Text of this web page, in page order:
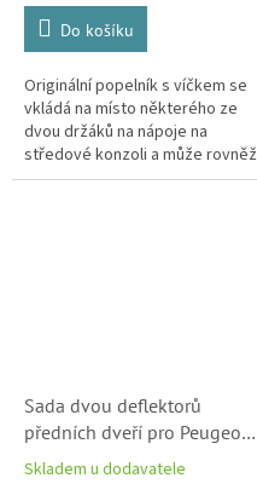
Do košíku
Originální popelník s víčkem se
vkládá na místo některého ze
dvou držáků na nápoje na
středové konzoli a může rovněž
sloužit jako odkládací prostor.
Sada dvou deflektorů
předních dveří pro Peugeot
208 a 2008 (A94)
Skladem u dodavatele